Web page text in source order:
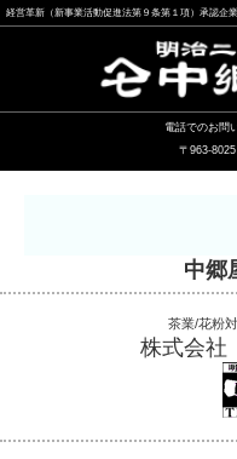
経営革新（新事業活動促進法第９条第１項）承認企業
電話でのお問
〒963-
中郷
茶業/花粉
株式会